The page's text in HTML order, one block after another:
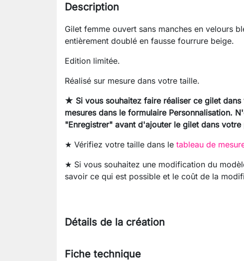
Description
Gilet femme ouvert sans manches en velours
entièrement doublé en fausse fourrure beige.
Edition limitée.
Réalisé sur mesure dans votre taille.
★ Si vous souhaitez faire réaliser ce gilet
mesures dans le formulaire Personnalisation.
"Enregistrer" avant d'ajouter le gilet dans votre
★ Vérifiez votre taille dans le tableau de
★ Si vous souhaitez une modification du
savoir ce qui est possible et le coût de la
Détails de la création
Fiche technique